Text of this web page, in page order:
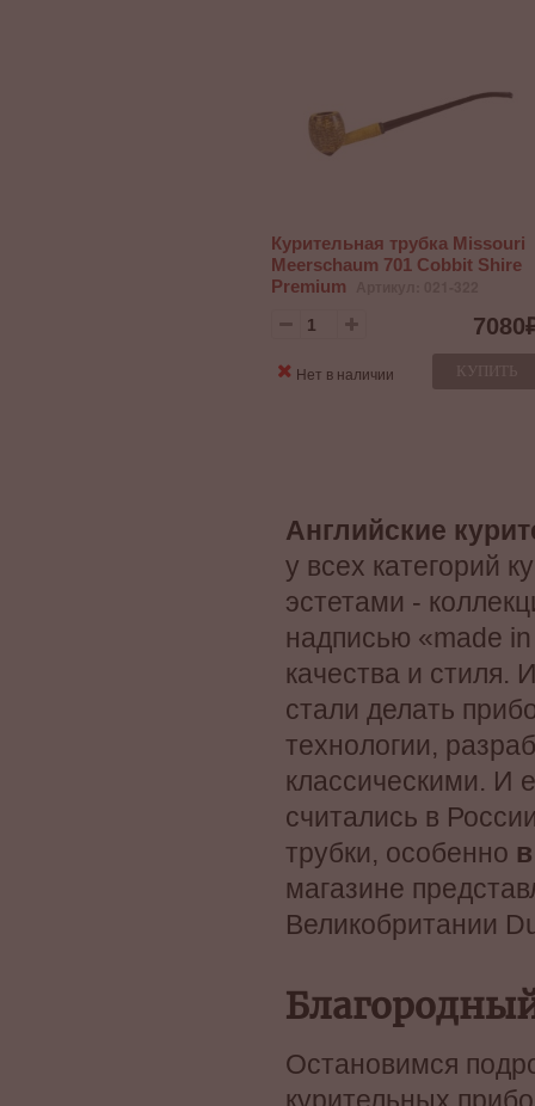
Курительная трубка Missouri
Meerschaum 701 Cobbit Shire
Premium
7080
КУПИТЬ
Нет в наличии
Английские
у всех категорий
эстетами -
надписью «made
качества и стиля.
стали делать
технологии,
классическими. И
считались в
трубки, особенно
магазине
Великобритании
Остановимся